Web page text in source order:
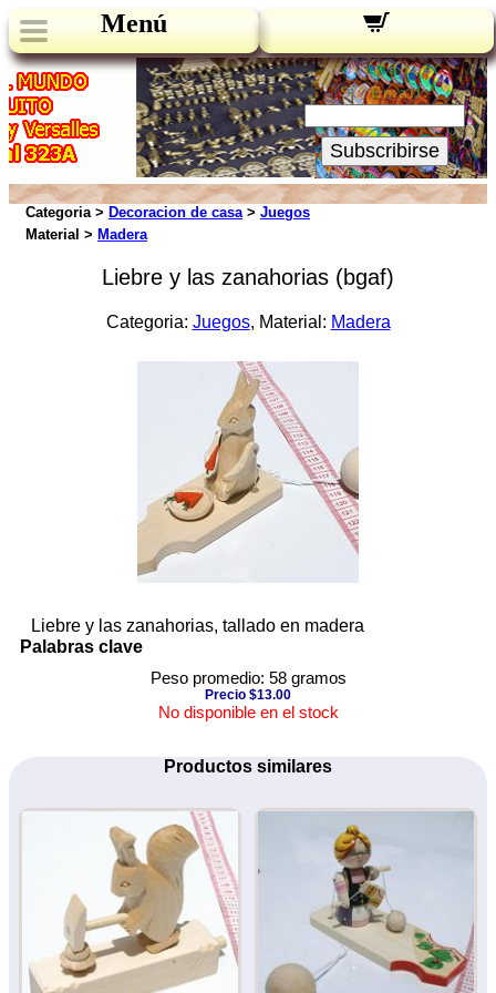
Menú
Novedades:
Su Email:
Subscribirse
Categoria > Decoracion de casa> Juegos
Material > Madera
Liebre y las zanahorias (bgaf)
Categoria: Juegos, Material: Madera
Liebre y las zanahorias, tallado en madera
Palabras clave
Peso promedio: 58 gramos
Precio $13.00
No disponible en el stock
Productos similares